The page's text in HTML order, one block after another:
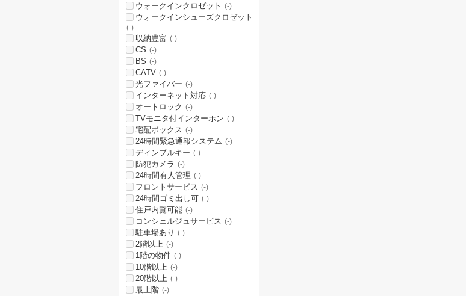
ウォークインクロゼット (-)
ウォークインシューズクロゼット
(-)
収納豊富 (-)
CS (-)
BS (-)
CATV (-)
光ファイバー (-)
インターネット対応 (-)
オートロック (-)
TVモニタ付インターホン (-)
宅配ボックス (-)
24時間緊急通報システム (-)
ディンプルキー (-)
防犯カメラ (-)
24時間有人管理 (-)
フロントサービス (-)
24時間ゴミ出し可 (-)
住戸内覧可能 (-)
コンシェルジュサービス (-)
駐車場あり (-)
2階以上 (-)
1階の物件 (-)
10階以上 (-)
20階以上 (-)
最上階 (-)